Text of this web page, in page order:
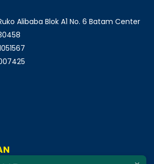
Alibaba Blok A1 No. 6 Batam Center